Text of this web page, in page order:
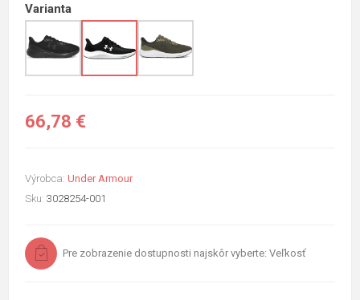
Varianta
66,78 €
Výrobca: Under Armour
Sku: 3028254-001
Pre zobrazenie dostupnosti najskôr vyberte: Veľkosť